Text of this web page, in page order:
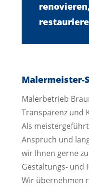
Malermeister-
Malerbetrieb
Transparenz und
Als
Anspruch und
wir Ihnen gerne
Gestaltungs- und
Wir übernehmen